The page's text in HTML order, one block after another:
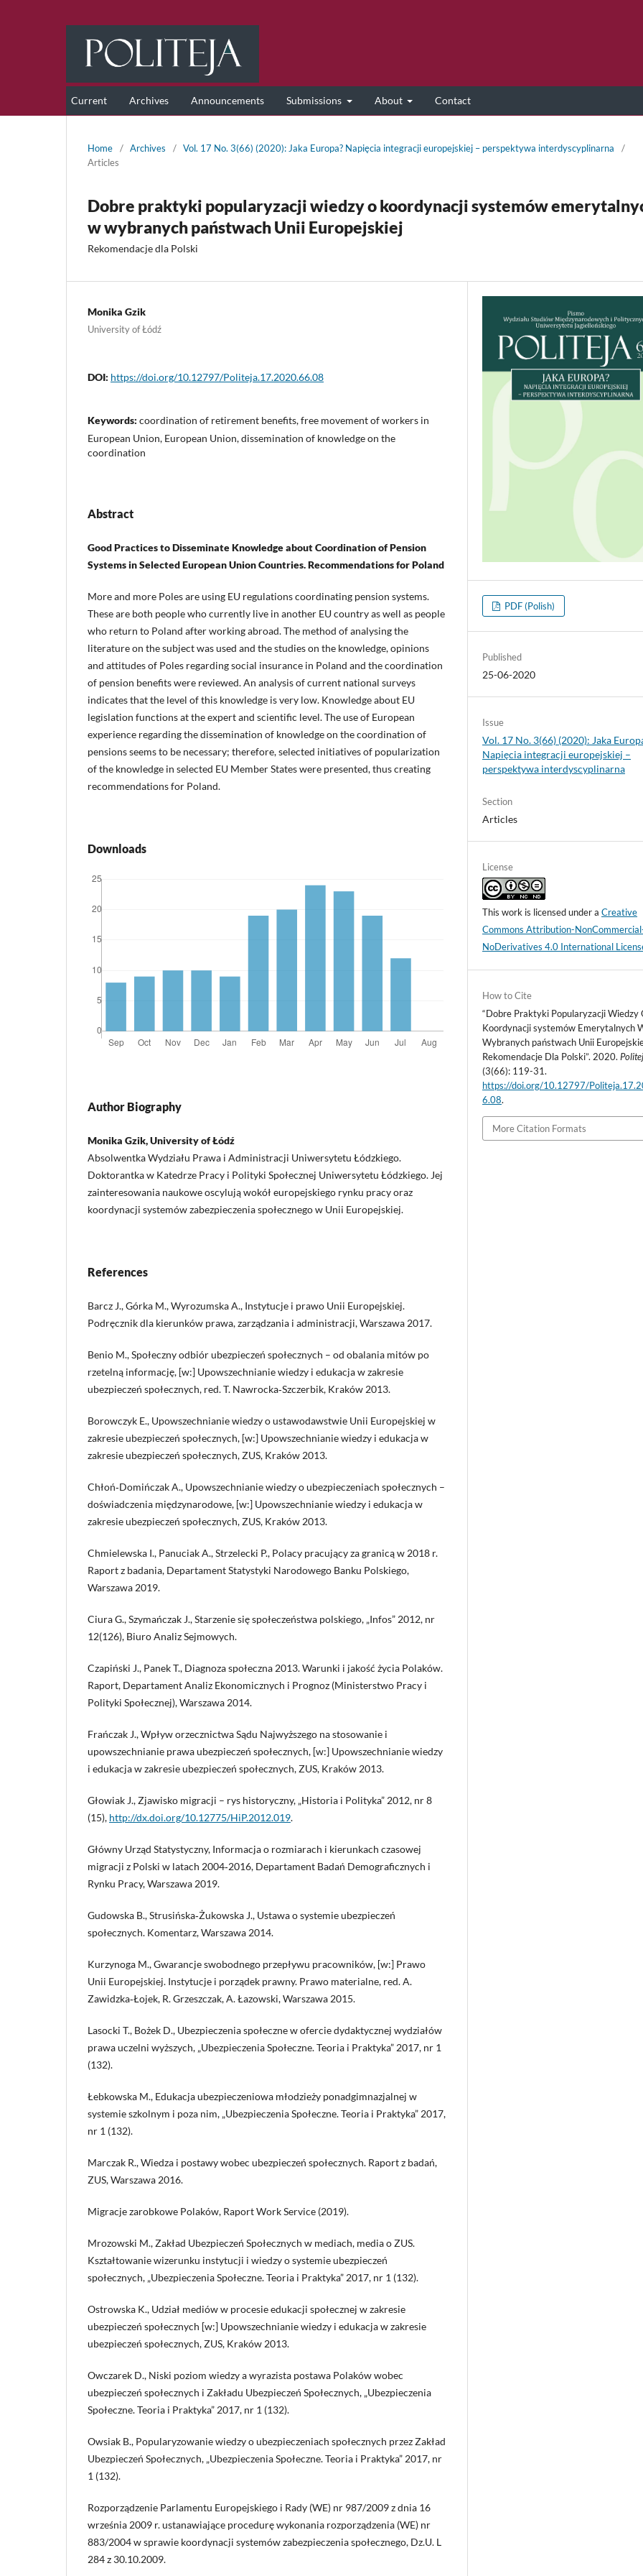
Current Archives Announcements Submissions About Contact
Home / Archives / Vol. 17 No. 3(66) (2020): Jaka Europa? Napięcia integracji europejskiej – perspektywa interdyscyplinarna
/
Articles
Dobre praktyki popularyzacji wiedzy o koordynacji systemów
w wybranych państwach Unii Europejskiej
Rekomendacje dla Polski
Monika Gzik
University of Łódź
DOI: https://doi.org/10.12797/Politeja.17.2020.66.08
Keywords: coordination of retirement benefits, free movement of workers in
European Union, European Union, dissemination of knowledge on the
coordination
Abstract
Good Practices to Disseminate Knowledge about Coordination of Pension
Systems in Selected European Union Countries. Recommendations for Poland
More and more Poles are using EU regulations coordinating pension systems.
These are both people who currently live in another EU country as well as people
who return to Poland after working abroad. The method of analysing the
literature on the subject was used and the studies on the knowledge, opinions
and attitudes of Poles regarding social insurance in Poland and the coordination
of pension benefits were reviewed. An analysis of current national surveys
indicates that the level of this knowledge is very low. Knowledge about EU
legislation functions at the expert and scientific level. The use of European
experience regarding the dissemination of knowledge on the coordination of
pensions seems to be necessary; therefore, selected initiatives of popularization
of the knowledge in selected EU Member States were presented, thus creating
recommendations for Poland.
Downloads
Author Biography
Monika Gzik, University of Łódź
Absolwentka Wydziału Prawa i Administracji Uniwersytetu Łódzkiego.
Doktorantka w Katedrze Pracy i Polityki Społecznej Uniwersytetu Łódzkiego. Jej
zainteresowania naukowe oscylują wokół europejskiego rynku pracy oraz
koordynacji systemów zabezpieczenia społecznego w Unii Europejskiej.
References
Barcz J., Górka M., Wyrozumska A., Instytucje i prawo Unii Europejskiej.
Podręcznik dla kierunków prawa, zarządzania i administracji, Warszawa 2017.
Benio M., Społeczny odbiór ubezpieczeń społecznych – od obalania mitów po
rzetelną informację, [w:] Upowszechnianie wiedzy i edukacja w zakresie
ubezpieczeń społecznych, red. T. Nawrocka‑Szczerbik, Kraków 2013.
Borowczyk E., Upowszechnianie wiedzy o ustawodawstwie Unii Europejskiej w
zakresie ubezpieczeń społecznych, [w:] Upowszechnianie wiedzy i edukacja w
zakresie ubezpieczeń społecznych, ZUS, Kraków 2013.
Chłoń‑Domińczak A., Upowszechnianie wiedzy o ubezpieczeniach społecznych –
doświadczenia międzynarodowe, [w:] Upowszechnianie wiedzy i edukacja w
zakresie ubezpieczeń społecznych, ZUS, Kraków 2013.
Chmielewska I., Panuciak A., Strzelecki P., Polacy pracujący za granicą w 2018 r.
Raport z badania, Departament Statystyki Narodowego Banku Polskiego,
Warszawa 2019.
Ciura G., Szymańczak J., Starzenie się społeczeństwa polskiego, „Infos” 2012, nr
12(126), Biuro Analiz Sejmowych.
Czapiński J., Panek T., Diagnoza społeczna 2013. Warunki i jakość życia Polaków.
Raport, Departament Analiz Ekonomicznych i Prognoz (Ministerstwo Pracy i
Polityki Społecznej), Warszawa 2014.
Frańczak J., Wpływ orzecznictwa Sądu Najwyższego na stosowanie i
upowszechnianie prawa ubezpieczeń społecznych, [w:] Upowszechnianie wiedzy
i edukacja w zakresie ubezpieczeń społecznych, ZUS, Kraków 2013.
Głowiak J., Zjawisko migracji – rys historyczny, „Historia i Polityka” 2012, nr 8
(15), http://dx.doi.org/10.12775/HiP.2012.019.
Główny Urząd Statystyczny, Informacja o rozmiarach i kierunkach czasowej
migracji z Polski w latach 2004‑2016, Departament Badań Demograficznych i
Rynku Pracy, Warszawa 2019.
Gudowska B., Strusińska‑Żukowska J., Ustawa o systemie ubezpieczeń
społecznych. Komentarz, Warszawa 2014.
Kurzynoga M., Gwarancje swobodnego przepływu pracowników, [w:] Prawo
Unii Europejskiej. Instytucje i porządek prawny. Prawo materialne, red. A.
Zawidzka‑Łojek, R. Grzeszczak, A. Łazowski, Warszawa 2015.
Lasocki T., Bożek D., Ubezpieczenia społeczne w ofercie dydaktycznej wydziałów
prawa uczelni wyższych, „Ubezpieczenia Społeczne. Teoria i Praktyka” 2017, nr 1
(132).
Łebkowska M., Edukacja ubezpieczeniowa młodzieży ponadgimnazjalnej w
systemie szkolnym i poza nim, „Ubezpieczenia Społeczne. Teoria i Praktyka” 2017,
nr 1 (132).
Marczak R., Wiedza i postawy wobec ubezpieczeń społecznych. Raport z badań,
ZUS, Warszawa 2016.
Migracje zarobkowe Polaków, Raport Work Service (2019).
Mrozowski M., Zakład Ubezpieczeń Społecznych w mediach, media o ZUS.
Kształtowanie wizerunku instytucji i wiedzy o systemie ubezpieczeń
społecznych, „Ubezpieczenia Społeczne. Teoria i Praktyka” 2017, nr 1 (132).
Ostrowska K., Udział mediów w procesie edukacji społecznej w zakresie
ubezpieczeń społecznych [w:] Upowszechnianie wiedzy i edukacja w zakresie
ubezpieczeń społecznych, ZUS, Kraków 2013.
Owczarek D., Niski poziom wiedzy a wyrazista postawa Polaków wobec
ubezpieczeń społecznych i Zakładu Ubezpieczeń Społecznych, „Ubezpieczenia
Społeczne. Teoria i Praktyka” 2017, nr 1 (132).
Owsiak B., Popularyzowanie wiedzy o ubezpieczeniach społecznych przez Zakład
Ubezpieczeń Społecznych, „Ubezpieczenia Społeczne. Teoria i Praktyka” 2017, nr
1 (132).
Rozporządzenie Parlamentu Europejskiego i Rady (WE) nr 987/2009 z dnia 16
września 2009 r. ustanawiające procedurę wykonania rozporządzenia (WE) nr
883/2004 w sprawie koordynacji systemów zabezpieczenia społecznego, Dz.U. L
284 z 30.10.2009.
PDF (Polish)
Published
25-06-2020
Issue
Vol. 17 No. 3(66) (2020): Jaka
Napięcia integracji europejskiej –
perspektywa interdyscyplinarna
Section
Articles
License
This work is licensed under aCreative
Commons Attribution-
NoDerivatives 4.0 International
How to Cite
“Dobre Praktyki Popularyzacji Wiedzy
Koordynacji systemów Emerytalnych
Wybranych państwach Unii
Rekomendacje Dla Polski”. 2020.
(3(66): 119-31.
https://doi.org/10.12797/
6.08.
More Citation Formats